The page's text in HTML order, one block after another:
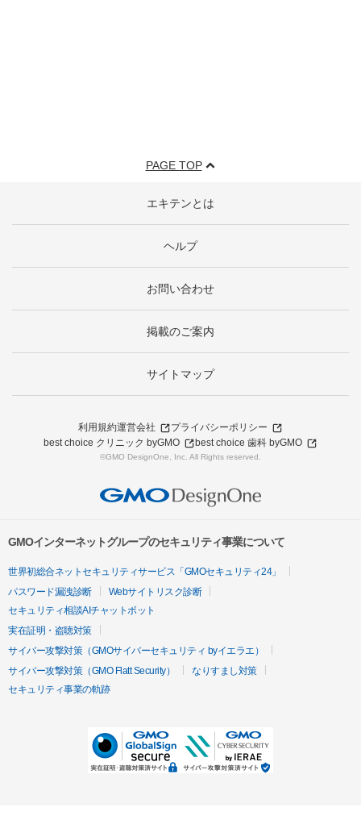
PAGE TOP
エキテンとは
ヘルプ
お問い合わせ
掲載のご案内
サイトマップ
利用規約運営会社
プライバシーポリシー
best choice クリニック byGMO
best choice 歯科 byGMO
©GMO DesignOne, Inc. All Rights reserved.
GMOインターネットグループのセキュリティ事業について
世界初総合ネットセキュリティサービス「GMOセキュリティ24」
パスワード漏洩診断
Webサイトリスク診断
セキュリティ相談AIチャットボット
実在証明・盗聴対策
サイバー攻撃対策（GMOサイバーセキュリティ byイエラエ）
サイバー攻撃対策（GMO Flatt Security）
なりすまし対策
セキュリティ事業の軌跡